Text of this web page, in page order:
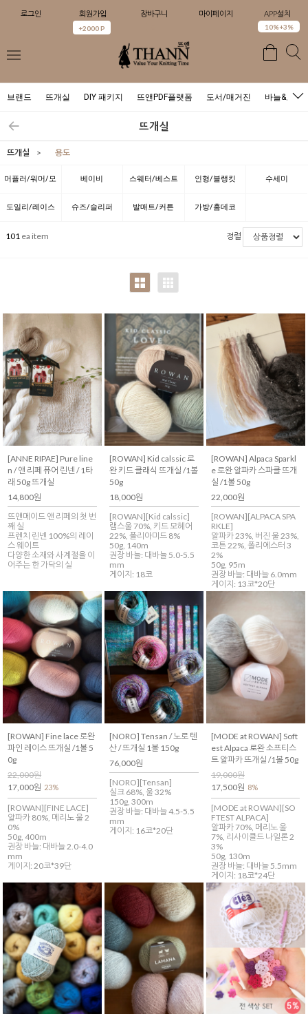
로그인 회원가입
+2000 P
장바구니 마이페이지 APP설치
10%+3%
브랜드 뜨개실 DIY 패키지 뜨앤PDF플랫폼 도서/매거진 바늘&도구
뜨개실
뜨개실 > 용도
머플러/워머/모
자
베이비 스웨터/베스트 인형/블랭킷 수세미
도일리/레이스 슈즈/슬리퍼 발매트/커튼 가방/홈데코
101 ea item 정렬
[ANNE RIPAE] Pure line
n / 앤 리페 퓨어 린넨 / 1타
래 50g 뜨개실
14,800원
뜨앤메이드 앤 리페의 첫 번
째 실
프렌치 린넨 100%의 레이
스 웨이트
다양한 소재와 사계절을 이
어주는 한 가닥의 실
[ROWAN] Kid calssic 로
완 키드 클래식 뜨개실 /1볼
50g
18,000원
[ROWAN][Kid calssic]
램스울 70%, 키드 모헤어
22%, 폴리아미드 8%
50g, 140m
권장 바늘: 대바늘 5.0-5.5
mm
게이지: 18코
[ROWAN] Alpaca Sparkl
e 로완 알파카 스파클 뜨개
실 /1볼 50g
22,000원
[ROWAN][ALPACA SPA
RKLE]
알파카 23%, 버진 울 23%,
코튼 22%, 폴리에스터 3
2%
50g, 95m
권장 바늘: 대바늘 6.0mm
게이지: 13코*20단
[ROWAN] Fine lace 로완
파인 레이스 뜨개실 /1볼 5
0g
22,000원
17,000원 23%
[ROWAN][FINE LACE]
알파카 80%, 메리노 울 2
0%
50g, 400m
권장 바늘: 대바늘 2.0-4.0
mm
게이지: 20코*39단
[NORO] Tensan / 노로 텐
산 / 뜨개실 1볼 150g
76,000원
[NORO][Tensan]
실크 68%, 울 32%
150g, 300m
권장 바늘: 대바늘 4.5-5.5
mm
게이지: 16코*20단
[MODE at ROWAN] Soft
est Alpaca 로완 소프티스
트 알파카 뜨개실 /1볼 50g
19,000원
17,500원 8%
[MODE at ROWAN][SO
FTEST ALPACA]
알파카 70%, 메리노 울
7%, 리사이클드 나일론 2
3%
50g, 130m
권장 바늘: 대바늘 5.5mm
게이지: 18코*24단